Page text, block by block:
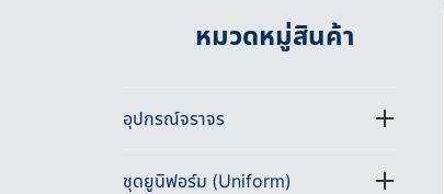
หมวดหมู่สินค้า
อุปกรณ์จราจร
ชุดยูนิฟอร์ม (Uniform)